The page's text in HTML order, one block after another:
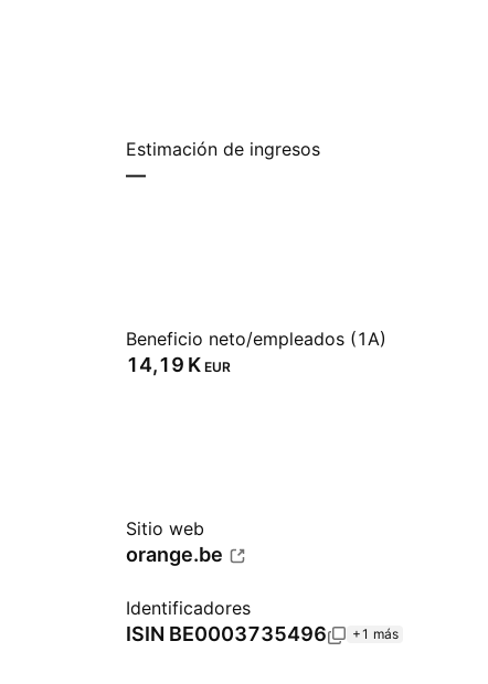
Estimación de ingresos
—
Beneficio neto/empleados (1A)
‪14,19 K‬ EUR
Sitio web
orange.be
Identificadores
ISIN BE0003735496 +1 más